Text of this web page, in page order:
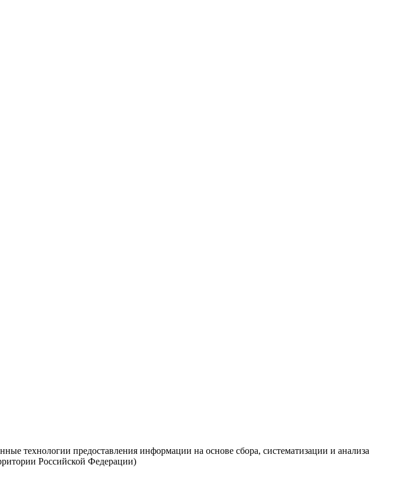
технологии предоставления информации на основе сбора, систематизации и анализа
Российской Федерации)